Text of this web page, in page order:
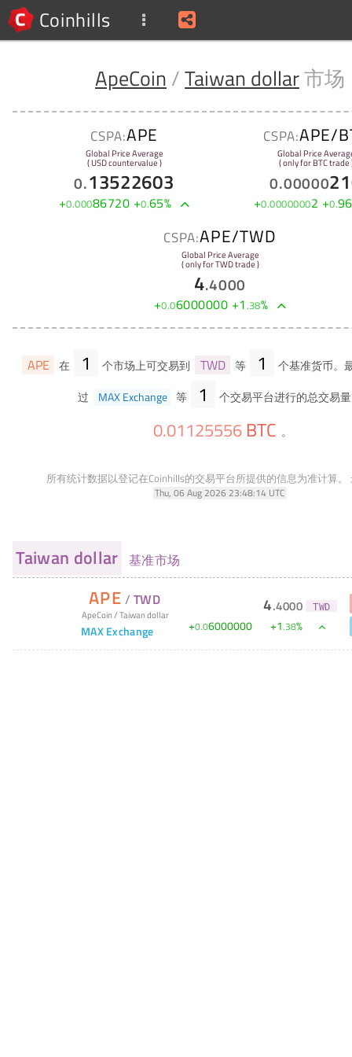
Coinhills
ApeCoin /Taiwan dollar市场
CSPA:APE
Global Price Average
( USD countervalue )
0.13522603
+0.00086720 +0.65%
CSPA:APE/
Global Price
( only for BTC trade
0.00000
+0.00000002 +0.96
CSPA:APE/TWD
Global Price Average
( only for TWD trade )
4.4000
+0.06000000 +1.38%
APE 在 1 个市场上可交易到 TWD 等 1
个基准货币。
过
MAX Exchange 等 1 个交易平台进行的总交易
0.01125556 BTC 。
所有统计数据以登记在Coinhills的交易平台所提供的信息为准计算。
Thu, 06 Aug 2026 23:48:14 UTC
Taiwan dollar 基准市场
APE / TWD
ApeCoin/Taiwan dollar
MAX Exchange
4.4000 TWD
+0.06000000 +1.38%